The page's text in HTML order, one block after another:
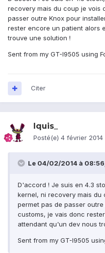
recovery mais du coup je vois
passer outre Knox pour
rester encore un patient alors
trouve une solution !
Sent from my GT-I9505 using
Citer
Iquis_
Posté(e) 4 février 2014
Le 04/02/2014 à
D'accord ! Je suis en 4.3
kernel, ni recovery mais du
permet pas de passer
customs, je vais donc
attendant qu'un dev nous
Sent from my GT-I9505